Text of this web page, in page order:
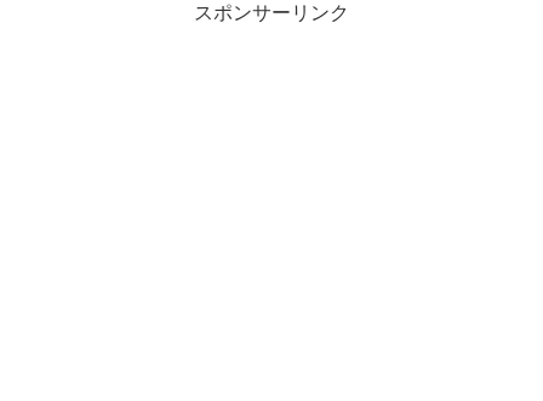
スポンサーリンク